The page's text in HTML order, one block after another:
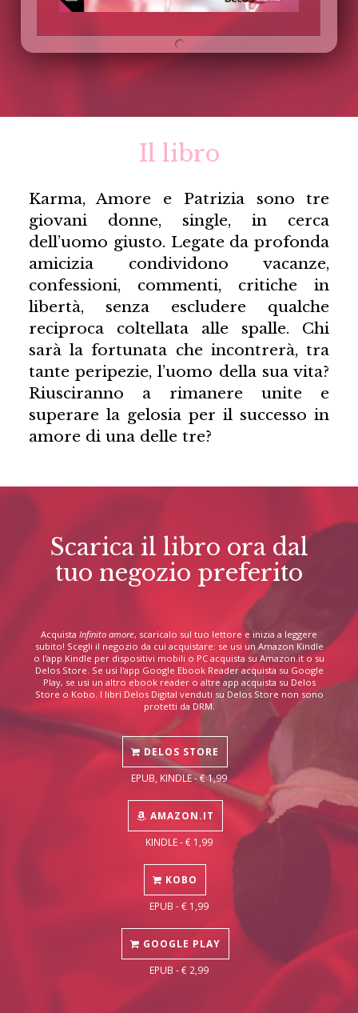
Il libro
Karma, Amore e Patrizia sono tre
giovani donne, single, in cerca
dell’uomo giusto. Legate da profonda
amicizia condividono vacanze,
confessioni, commenti, critiche in
libertà, senza escludere qualche
reciproca coltellata alle spalle. Chi
sarà la fortunata che incontrerà, tra
tante peripezie, l’uomo della sua vita?
Riusciranno a rimanere unite e
superare la gelosia per il successo in
amore di una delle tre?
Scarica il libro ora dal
tuo negozio preferito
Acquista Infinito amore, scaricalo sul tuo lettore e inizia a leggere
subito! Scegli il negozio da cui acquistare: se usi un Amazon Kindle
o l'app Kindle per dispositivi mobili o PC acquista su Amazon.it o su
Delos Store. Se usi l'app Google Ebook Reader acquista su Google
Play, se usi un altro ebook reader o altre app acquista su Delos
Store o Kobo. I libri Delos Digital venduti su Delos Store non sono
protetti da DRM.
DELOS STORE
EPUB, KINDLE - € 1,99
AMAZON.IT
KINDLE - € 1,99
KOBO
EPUB - € 1,99
GOOGLE PLAY
EPUB - € 2,99